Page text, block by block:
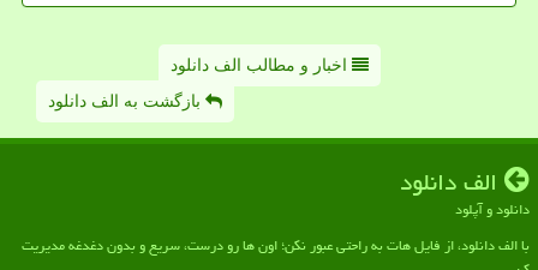
اخبار و مطالب الف دانلود
بازگشت به الف دانلود
الف دانلود
دانلود و آپلود
با الف دانلود، از فایل هات به راحتی عبور نکن؛ اون ها رو درست، سریع و بدون دغدغه مدیریت